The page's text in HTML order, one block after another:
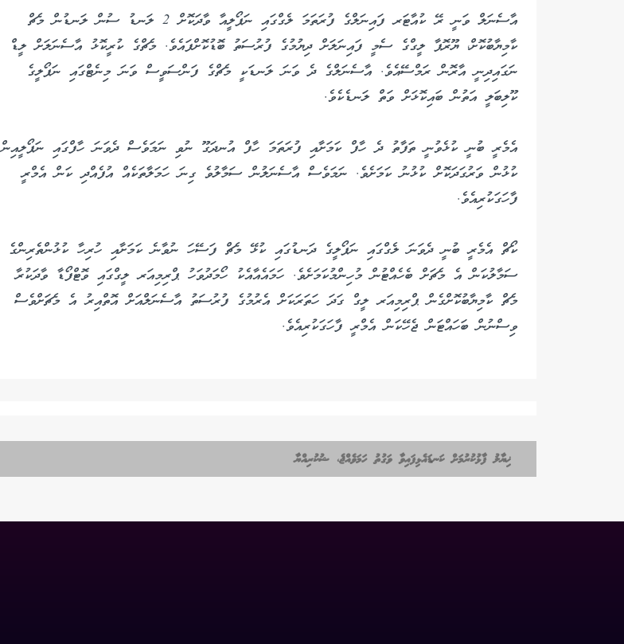
އާސެނަލް ވަނީ ރޭ ކުއާޓަރ ފައިނަލްގެ ފުރަތަމަ ލެގްގައި ނަޕޯލީއާ ވާދަކޮށް 2 ލަނޑު ސުން ލަނޑުން މެޗް
ކާމިޔާބުކޮށް، ޔޫރޮޕާ ލީގްގެ ސެމީ ފައިނަލަށް ދިޔުމުގެ ފުރުސަތު ބޮޑުކޮށްފައެވެ. މެޗްގެ ކުރީކޮޅު އާސެނަލަށް ލީޑް
ނަގައިދިނީ އާރޮން ރަމްސޭއެވެ. އާސެނަލްގެ ދެ ވަނަ ލަނޑަކީ މެޗްގެ ފަންސަވީސް ވަނަ މިނެޓްގައި ނަޕޯލީގެ
ކޫލިބަލީ އަތުން ބައިކޮޅަށް ވަތް ލަނޑެކެވެ.
އެމެރީ ބުނީ ކުޅެވުނީ ތަފާތު ދެ ހާފް ކަމަށާއި ފުރަތަމަ ހާފް އުނދަގޫ ނުވި ނަމަވެސް ދެވަނަ ހާފްގައި ނަޕޯލީއިން
ކުޅުން ވަރުގަދަކޮށް ކުޅުނު ކަމަށެވެ. ނަމަވެސް އާސެނަލުން ސަމާލުވެ ގިނަ ހަމަލާތަކެއް އުފެއްދި ކަން އެމްރީ
ފާހަގަކުރިއެވެ.
ކޯޗް އެމެރީ ބުނީ ދެވަނަ ލެގްގައި ނަޕޯލީގެ ދަނޑުގައި ކުޅޭ މެޗް ފަސޭހަ ނުވާނެ ކަމަށާއި ހުރިހާ ކުޅުންތެރިންގެ
ސަމާލުކަން އެ މެޗަށް ބެހެއްޓުން މުހިންމުކަމަށެވެ. ހަމައެއާއެކު ހޯމަދުވަހު ޕްރިމިއަރ ލީގްގައި ވޮޓްފޯޑާ ވާދަކުރާ
މެޗް ކާމިޔާބުކޮށްގެން ޕްރިމިއަރ ލީގް ގަދަ ހަތަރަކަށް އެރުމުގެ ފުރުސަތު އާސެނަލްއަށް އޮތްއިރު އެ މެޗަށްވެސް
ވިސްނުން ބަހައްޓަން ޖެހޭކަން އެމްރީ ފާހަގަކުރިއެވެ.
ޚިޔާލު ފާޅުކުރުމަށް ކަނޑައެޅިފައިވާ ވަގުތު ހަމަވެއްޖެ، ޝުކުރިއްޔާ